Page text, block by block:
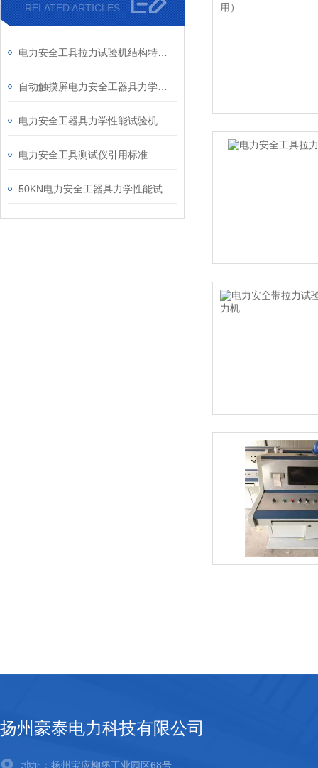
RELATED ARTICLES
电力安全工具测试仪引用标准
扬州豪泰电力科技有限公司
地址：扬州宝应柳堡工业园区68号